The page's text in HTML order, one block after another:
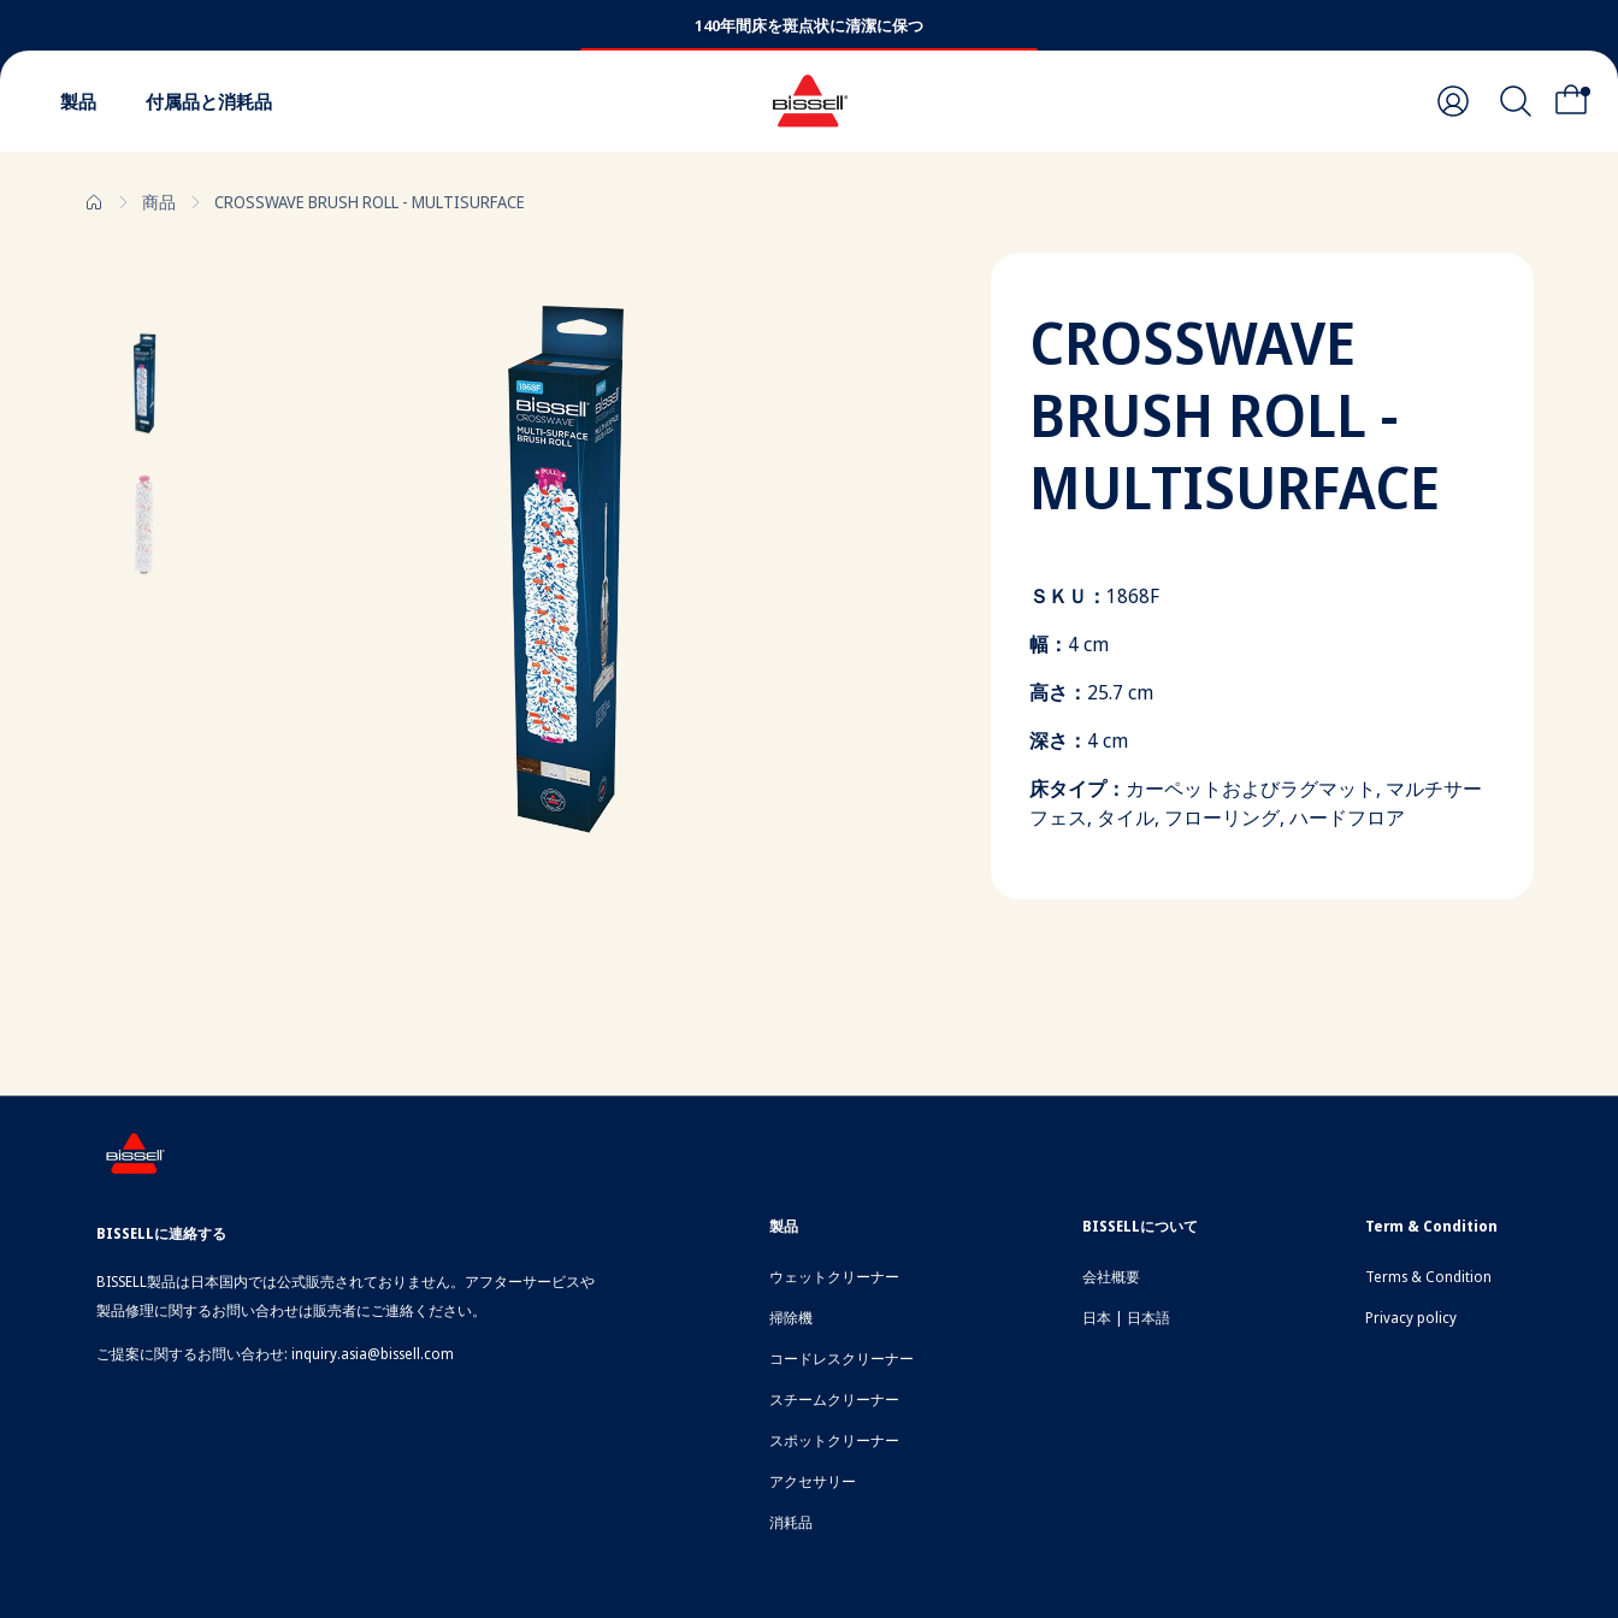
140年間床を斑点状に清潔に保つ
製品 付属品と消耗品
商品 CROSSWAVE BRUSH ROLL - MULTISURFACE
CROSSWAVE
BRUSH ROLL -
MULTISURFACE
ＳＫＵ： 1868F
幅： 4 cm
高さ： 25.7 cm
深さ： 4 cm
床タイプ： カーペットおよびラグマット, マルチサー
フェス, タイル, フローリング, ハードフロア
BISSELLに連絡する
BISSELL製品は日本国内では公式販売されておりません。アフターサービスや
製品修理に関するお問い合わせは販売者にご連絡ください。
ご提案に関するお問い合わせ: inquiry.asia@bissell.com
製品
ウェットクリーナー
掃除機
コードレスクリーナー
スチームクリーナー
スポットクリーナー
アクセサリー
消耗品
BISSELLについて
会社概要
日本 | 日本語
Term & Condition
Terms & Condition
Privacy policy